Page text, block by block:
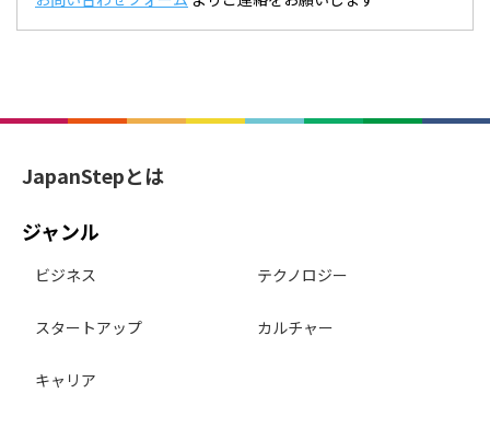
JapanStepとは
ジャンル
ビジネス テクノロジー
スタートアップ カルチャー
キャリア